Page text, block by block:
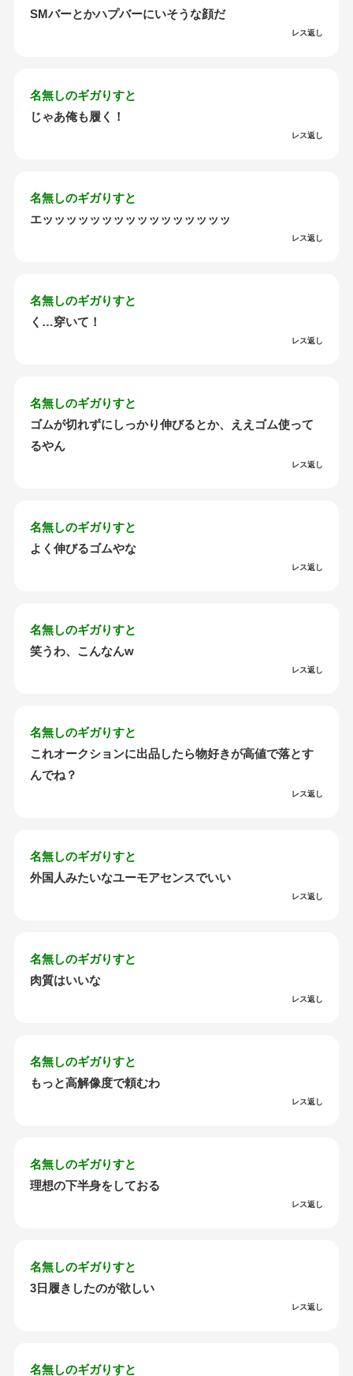
SMバーとかハプバーにいそうな顔だ
レス返し
名無しのギガりすと
じゃあ俺も履く！
レス返し
名無しのギガりすと
エッッッッッッッッッッッッッッッッ
レス返し
名無しのギガりすと
く…穿いて！
レス返し
名無しのギガりすと
ゴムが切れずにしっかり伸びるとか、ええゴム使って
るやん
レス返し
名無しのギガりすと
よく伸びるゴムやな
レス返し
名無しのギガりすと
笑うわ、こんなんw
レス返し
名無しのギガりすと
これオークションに出品したら物好きが高値で落とす
んでね？
レス返し
名無しのギガりすと
外国人みたいなユーモアセンスでいい
レス返し
名無しのギガりすと
肉質はいいな
レス返し
名無しのギガりすと
もっと高解像度で頼むわ
レス返し
名無しのギガりすと
理想の下半身をしておる
レス返し
名無しのギガりすと
3日履きしたのが欲しい
レス返し
名無しのギガりすと